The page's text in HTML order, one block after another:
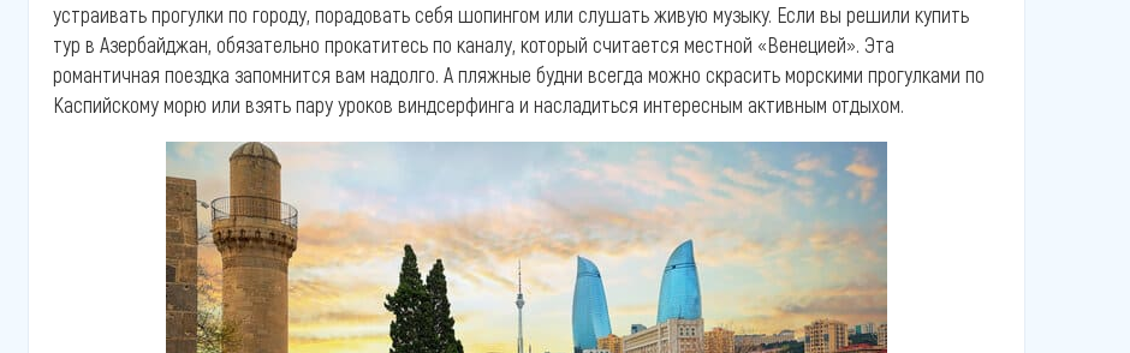
устраивать прогулки по городу, порадовать себя шопингом или слушать живую музыку. Если вы решили купить
тур в Азербайджан, обязательно прокатитесь по каналу, который считается местной «Венецией». Эта
романтичная поездка запомнится вам надолго. А пляжные будни всегда можно скрасить морскими прогулками по
Каспийскому морю или взять пару уроков виндсерфинга и насладиться интересным активным отдыхом.